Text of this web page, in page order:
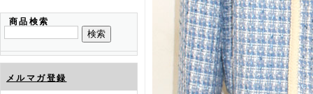
FINEBOYS2024年12月号
商品検索
メルマガ登録